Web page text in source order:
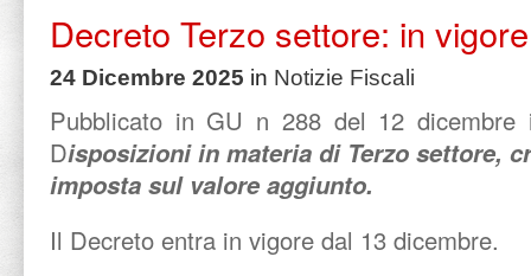
Decreto Terzo settore: in
24 Dicembre 2025 in Notizie Fiscali
Pubblicato in GU n 288 del 12
Disposizioni in materia di Terzo
imposta sul valore aggiunto.
Il Decreto entra in vigore dal 13 dicembre.